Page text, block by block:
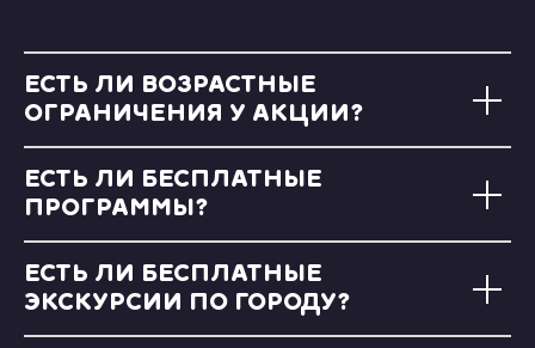
ЕСТЬ ЛИ ВОЗРАСТНЫЕ
ОГРАНИЧЕНИЯ У АКЦИИ?
ЕСТЬ ЛИ БЕСПЛАТНЫЕ
ПРОГРАММЫ?
ЕСТЬ ЛИ БЕСПЛАТНЫЕ
ЭКСКУРСИИ ПО ГОРОДУ?